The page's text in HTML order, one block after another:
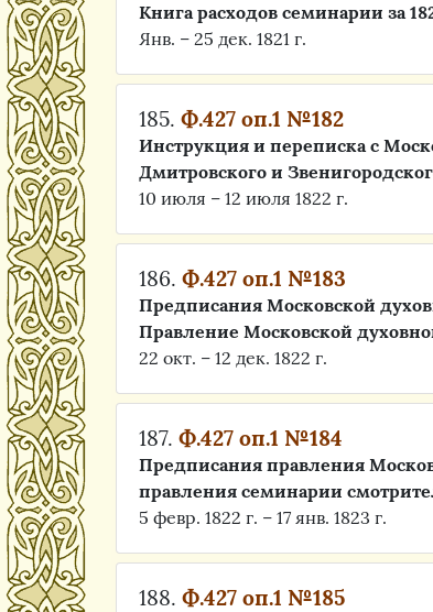
Книга расходов семинарии за
Янв. – 25 дек. 1821 г.
185. Ф.427 оп.1 №182
Инструкция и переписка с
Дмитровского и
10 июля – 12 июля 1822 г.
186. Ф.427 оп.1 №183
Предписания Московской
Правление Московской
22 окт. – 12 дек. 1822 г.
187. Ф.427 оп.1 №184
Предписания правления
правления семинарии
5 февр. 1822 г. – 17 янв. 1823 г.
188. Ф.427 оп.1 №185